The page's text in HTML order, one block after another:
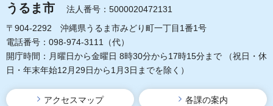
うるま市
法人番号：5000020472131
〒904-2292 沖縄県うるま市みどり町一丁目1番1号
電話番号：098-974-3111（代）
開庁時間：月曜日から金曜日 8時30分から17時15分まで
（祝日・休
日・年末年始12月29日から1月3日までを除く）
アクセスマップ 各課の案内